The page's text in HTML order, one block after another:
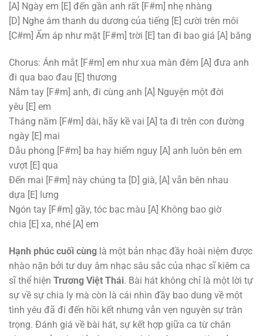
[A] Ngày em [E] đến gần anh rất [F#m] nhẹ nhàng
[D] Nghe âm thanh du dương của tiếng [E] cười trên môi
[C#m] Ấm áp như mặt [F#m] trời [E] tan đi bao giá [A] băng
Chorus: Ánh mắt [F#m] em như xua màn đêm [A] đưa anh
đi qua bao đau [E] thương
Nắm tay [F#m] anh, đi cùng anh [A] Nguyện một đời
yêu [E] em
Tháng năm [F#m] dài, hãy kề vai [A] ta đi trên con đường
ngày [E] mai
Dẫu phong [F#m] ba hay hiểm nguy [A] anh luôn bên em
vượt [E] qua
Đến mai [F#m] này chúng ta [D] già, [A] vẫn bên nhau
dựa [E]
lưng
Ngón tay [F#m] gầy, tóc bạc màu [A] Không bao giờ
chia [E] xa, nhé [A] em
Hạnh phúc cuối cùng là một bản nhạc đầy hoài niệm được
nhào nặn bởi tư duy âm nhạc sâu sắc của nhạc sĩ kiêm ca
sĩ thể hiện Trương Việt Thái. Bài hát không chỉ là một lời tự
sự về sự chia ly mà còn là cái nhìn đầy bao dung về một
tình yêu đã đi đến hồi kết nhưng vẫn vẹn nguyên sự trân
trọng. Đánh giá về bài hát, sự kết hợp giữa ca từ chân